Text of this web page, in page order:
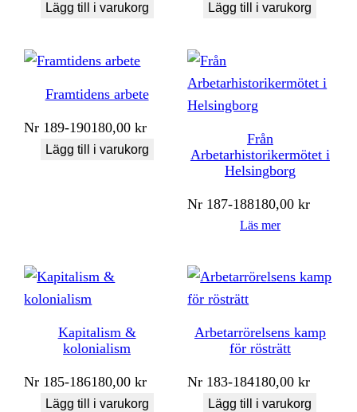
Lägg till i varukorg Lägg till i varukorg
Framtidens arbete
Nr 189-190180,00kr
Lägg till i varukorg
Från
Arbetarhistorikermötet i
Helsingborg
Nr 187-188180,00kr
Läs mer
Kapitalism &
kolonialism
Nr 185-186180,00kr
Lägg till i varukorg
Arbetarrörelsens kamp
för rösträtt
Nr 183-184180,00kr
Lägg till i varukorg